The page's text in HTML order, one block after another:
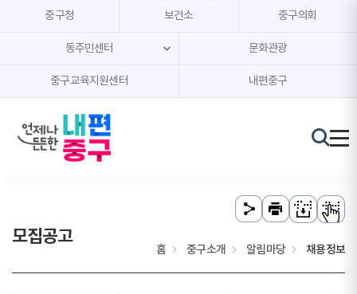
본문 내용 바로가기
주메뉴 바로가기
중구청 보건소 중구의회
동주민센터 문화관광
중구교육지원센터 내편중구
모집공고
홈 중구소개 알림마당 채용정보